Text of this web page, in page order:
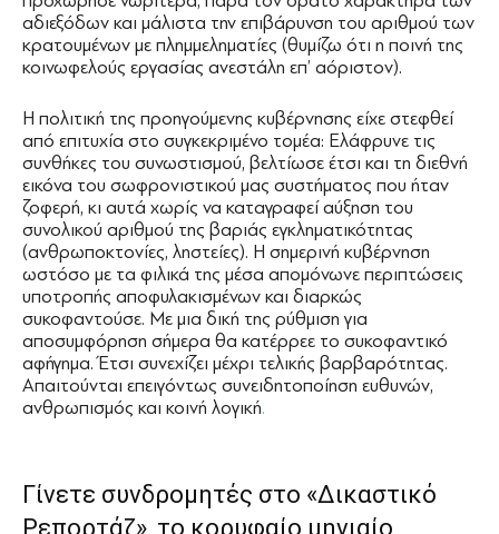
αδιεξόδων και μάλιστα την επιβάρυνση του αριθμού των
κρατουμένων με πλημμεληματίες (θυμίζω ότι η ποινή της
κοινωφελούς εργασίας ανεστάλη επ’ αόριστον).
Η πολιτική της προηγούμενης κυβέρνησης είχε στεφθεί
από επιτυχία στο συγκεκριμένο τομέα: Ελάφρυνε τις
συνθήκες του συνωστισμού, βελτίωσε έτσι και τη διεθνή
εικόνα του σωφρονιστικού μας συστήματος που ήταν
ζοφερή, κι αυτά χωρίς να καταγραφεί αύξηση του
συνολικού αριθμού της βαριάς εγκληματικότητας
(ανθρωποκτονίες, ληστείες). Η σημερινή κυβέρνηση
ωστόσο με τα φιλικά της μέσα απομόνωνε περιπτώσεις
υποτροπής αποφυλακισμένων και διαρκώς
συκοφαντούσε. Με μια δική της ρύθμιση για
αποσυμφόρηση σήμερα θα κατέρρεε το συκοφαντικό
αφήγημα. Έτσι συνεχίζει μέχρι τελικής βαρβαρότητας.
Απαιτούνται επειγόντως συνειδητοποίηση ευθυνών,
ανθρωπισμός και κοινή λογική.
Γίνετε συνδρομητές στο «Δικαστικό
Ρεπορτάζ», το κορυφαίο μηνιαίο